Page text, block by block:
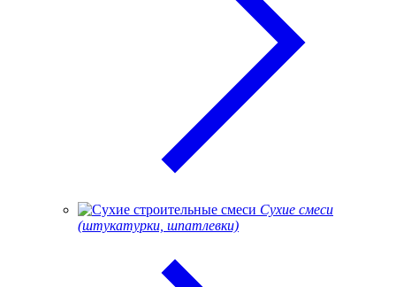
Сухие смеси
(штукатурки, шпатлевки)